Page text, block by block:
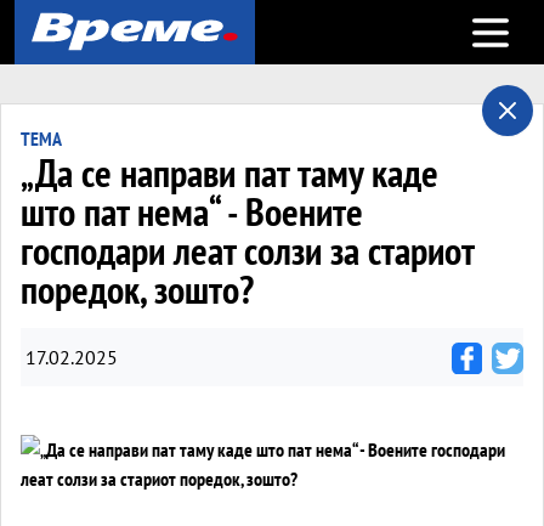
Open
ТЕМА
„Да се направи пат таму каде
што пат нема“ - Воените
господари леат солзи за стариот
поредок, зошто?
17.02.2025